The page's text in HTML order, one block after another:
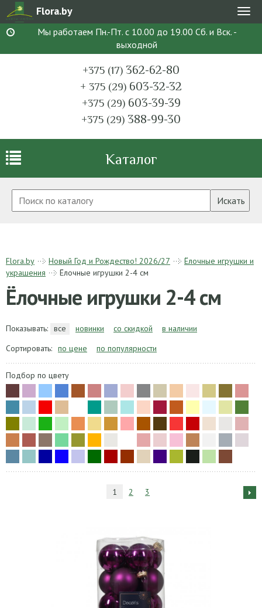
Flora.by
Мы работаем Пн.-Пт. с 10.00 до 19.00 Сб. и Вск. -
выходной
+375 (17) 362-62-80
+ 375 (29) 603-32-32
+375 (29)603-39-39
+375 (29) 388-99-30
Каталог
Искать
Flora.by Новый Год и Рождество! 2026/27
Ёлочные игрушки и
украшения
Ёлочные игрушки 2-4 см
Ёлочные игрушки 2-4 см
Показывать: все новинки со скидкой
в наличии
Сортировать: по цене по популярности
Подбор по цвету
1 2 3